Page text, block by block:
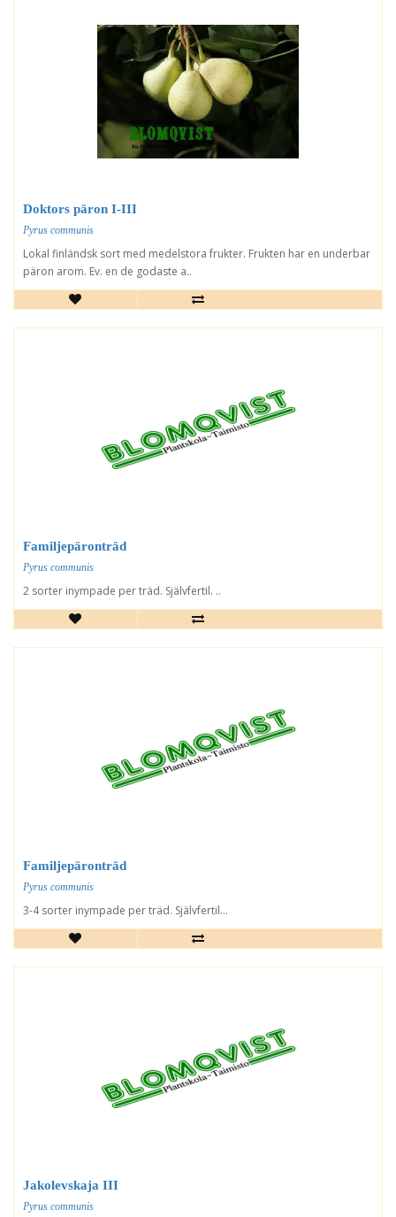
Doktors päron I-III
Pyrus communis
Lokal finländsk sort med medelstora frukter. Frukten har en underbar
päron arom. Ev. en de godaste a..
Familjepäronträd
Pyrus communis
2 sorter inympade per träd. Självfertil. ..
Familjepäronträd
Pyrus communis
3-4 sorter inympade per träd. Självfertil...
Jakolevskaja III
Pyrus communis